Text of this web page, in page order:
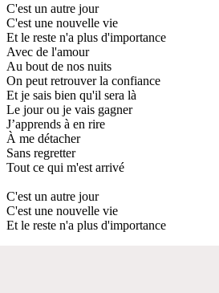
C'est un autre jour
C'est une nouvelle vie
Et le reste n'a plus d'importance
Avec de l'amour
Au bout de nos nuits
On peut retrouver la confiance
Et je sais bien qu'il sera là
Le jour ou je vais gagner
J’apprends à en rire
À me détacher
Sans regretter
Tout ce qui m'est arrivé
C'est un autre jour
C'est une nouvelle vie
Et le reste n'a plus d'importance